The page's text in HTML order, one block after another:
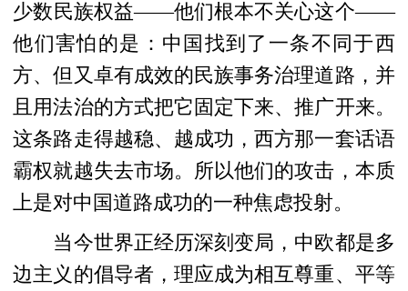
少数民族权益——他们根本不关心这个——
他们害怕的是：中国找到了一条不同于西
方、但又卓有成效的民族事务治理道路，并
且用法治的方式把它固定下来、推广开来。
这条路走得越稳、越成功，西方那一套话语
霸权就越失去市场。所以他们的攻击，本质
上是对中国道路成功的一种焦虑投射。
当今世界正经历深刻变局，中欧都是多
边主义的倡导者，理应成为相互尊重、平等